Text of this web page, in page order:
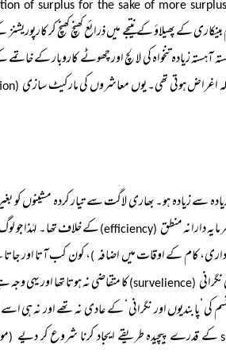
کے پھیلاؤ کے نتیجے میں ذرائع کھنچ کھنچ کر
آہستہ زیادہ تنخواہ کی لالچ اور چھوٹے کاروبار کے
اغراض ہوتی تھی۔ یوں معاشروں کی مارکیٹ سازی (marketization)
سے زیادہ ہو۔ بھاری لاگت سے تیار کردہ مشینوں کو
دارانہ منطق (efficiency)
کے خلاف تھا۔ لہٰذا جو
داری، کام کے اوقات میں اضافہ )، کون کب آتا اور
(survelience)
کا متقاضی نہ ہوتا تھا اور یہی
قسم کی ’پابندیوں اور نگرانی ‘ کے عادی نہ تھے اور نہ ہی
کے قدرے پیچیدہ طریقے ایجاد کرنا شروع کر دیے (